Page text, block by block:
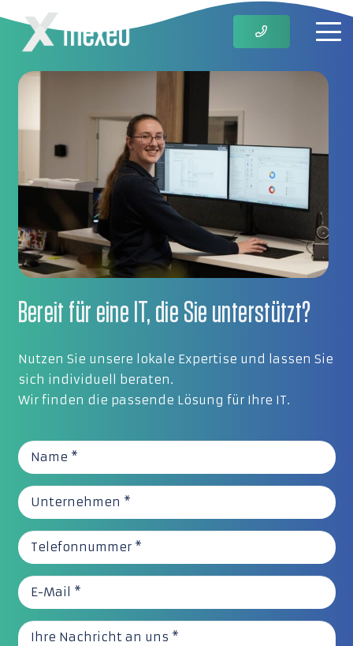
Bereit für eine IT, die Sie unterstützt?
Nutzen Sie unsere lokale Expertise und lassen Sie
sich individuell beraten.
Wir finden die passende Lösung für Ihre IT.
Name *
Unternehmen *
Telefonnummer *
E-Mail *
Ihre Nachricht an uns *